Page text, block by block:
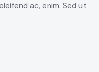
ac, enim. Sed ut